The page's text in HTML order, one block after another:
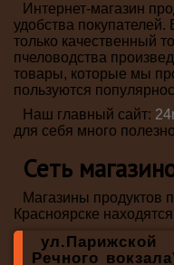
Интернет-магазин
удобства
только качественный
пчеловодства
товары, которые мы
пользуются
Наш главный сайт:
для себя много
Сеть
Магазины продуктов
Красноярске
Речного